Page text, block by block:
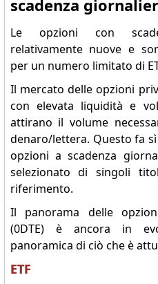
scadenza
Le opzioni con
relativamente nuove e
per un numero limitato di
Il mercato delle opzioni
con elevata liquidità e
attirano il volume
denaro/lettera. Questo fa
opzioni a scadenza
selezionato di singoli
riferimento.
Il panorama delle
(0DTE) è ancora in
panoramica di ciò che è
ETF